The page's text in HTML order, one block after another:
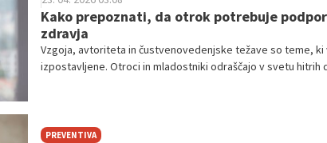
Kako prepoznati, da otrok potrebuje
zdravja
Vzgoja, avtoriteta in čustvenovedenjske težave so teme,
izpostavljene. Otroci in mladostniki odraščajo v svetu hitrih
PREVENTIVA